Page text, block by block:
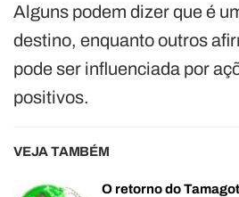
Alguns podem dizer que é
destino, enquanto outros
pode ser influenciada por
positivos.
VEJA TAMBÉM
O retorno do